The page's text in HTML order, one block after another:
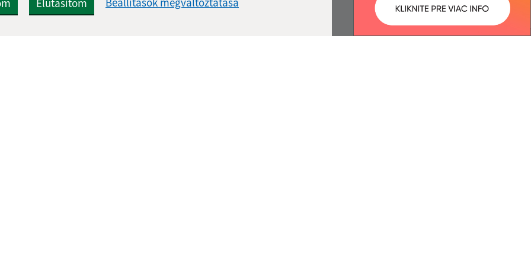
Elutasítom